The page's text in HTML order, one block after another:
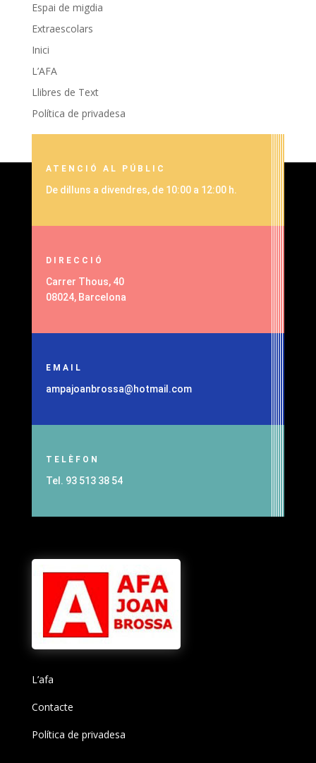
Espai de migdia
Extraescolars
Inici
L’AFA
Llibres de Text
Política de privadesa
ATENCIÓ AL PÚBLIC
De dilluns a divendres, de 10:00 a 12:00 h.
DIRECCIÓ
Carrer Thous, 40
08024, Barcelona
EMAIL
ampajoanbrossa@hotmail.com
TELÈFON
Tel. 93 513 38 54
L’afa
Contacte
Política de privadesa